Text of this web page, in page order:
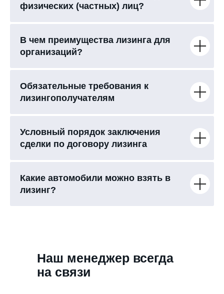
физических (частных) лиц?
В чем преимущества лизинга для
организаций?
Обязательные требования к
лизингополучателям
Условный порядок заключения
сделки по договору лизинга
Какие автомобили можно взять в
лизинг?
Наш менеджер всегда
на связи